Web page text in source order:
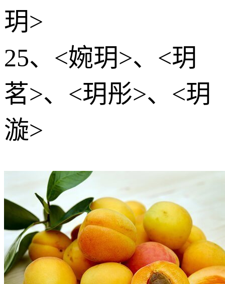
玥>
25、<婉玥>、<玥
茗>、<玥彤>、<玥
漩>